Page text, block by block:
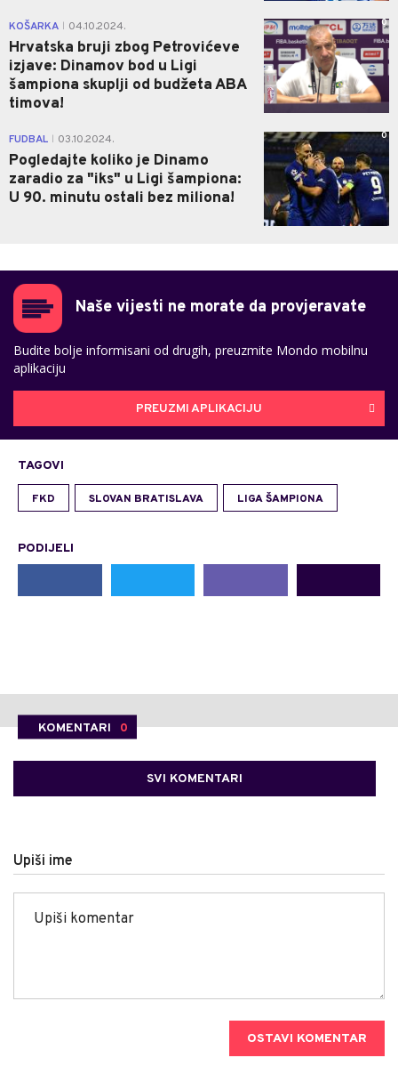
KOŠARKA 04.10.2024.
Hrvatska bruji zbog Petrovićeve
izjave: Dinamov bod u Ligi
šampiona skuplji od budžeta ABA
timova!
0
FUDBAL 03.10.2024.
Pogledajte koliko je Dinamo
zaradio za "iks" u Ligi šampiona:
U 90. minutu ostali bez miliona!
0
Naše vijesti ne morate da provjeravate
Budite bolje informisani od drugih, preuzmite Mondo mobilnu
aplikaciju
PREUZMI APLIKACIJU
TAGOVI
FKD SLOVAN BRATISLAVA LIGA ŠAMPIONA
PODIJELI
KOMENTARI 0
SVI KOMENTARI
Upiši ime
OSTAVI KOMENTAR